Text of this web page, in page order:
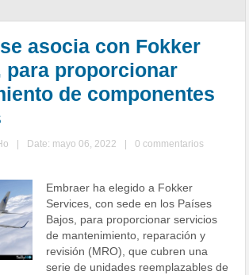
asocia con Fokker
para proporcionar
de componentes
Date: mayo 06, 2022
0 commentarios
Embraer ha elegido a Fokker
Services, con sede en los Países
Bajos, para proporcionar servicios
de mantenimiento, reparación y
revisión (MRO), que cubren una
serie de unidades reemplazables de